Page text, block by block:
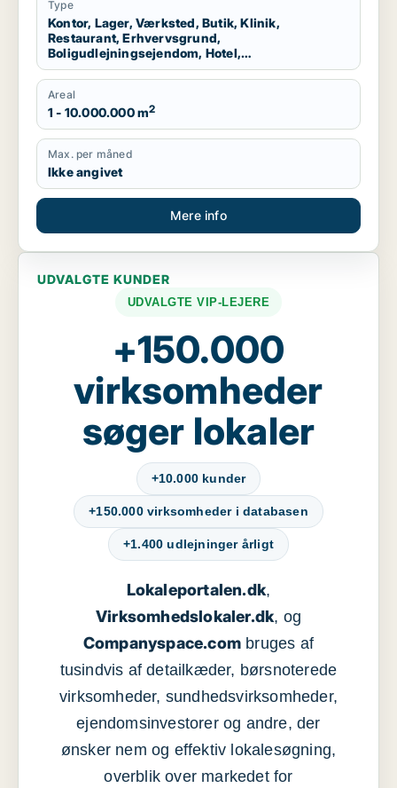
Type
Kontor, Lager, Værksted, Butik, Klinik,
Restaurant, Erhvervsgrund,
Boligudlejningsejendom, Hotel,
Produktionslokaler
Areal
1 - 10.000.000 m2
Max. per måned
Ikke angivet
Mere info
UDVALGTE KUNDER
UDVALGTE VIP-LEJERE
+150.000
virksomheder
søger lokaler
+10.000 kunder
+150.000 virksomheder i databasen
+1.400 udlejninger årligt
Lokaleportalen.dk,
Virksomhedslokaler.dk, og
Companyspace.com bruges af
tusindvis af detailkæder, børsnoterede
virksomheder, sundhedsvirksomheder,
ejendomsinvestorer og andre, der
ønsker nem og effektiv lokalesøgning,
overblik over markedet for